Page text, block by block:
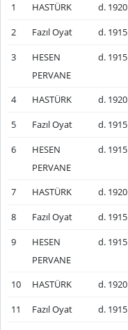
1
HASTÜRK d.
2 Fazıl Oyat d.
3
HESEN
PERVANE
d.
4 HASTÜRK d.
5 Fazıl Oyat d.
6
HESEN
PERVANE
d.
7 HASTÜRK d.
8 Fazıl Oyat d.
9
HESEN
PERVANE
d.
10 HASTÜRK d.
11 Fazıl Oyat d.